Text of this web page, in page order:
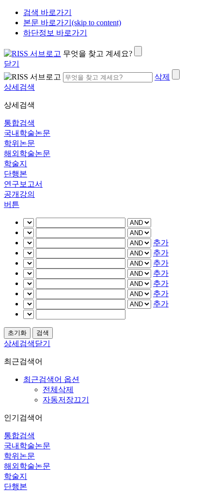
검색 바로가기
본문 바로가기(skip to content)
하단정보 바로가기
무엇을 찾고 계세요?
닫기
삭제
상세검색
상세검색
통합검색
국내학술논문
학위논문
해외학술논문
학술지
단행본
연구보고서
공개강의
버튼
추가
추가
추가
추가
추가
추가
추가
상세검색닫기
최근검색어
최근검색어 옵션
전체삭제
자동저장끄기
인기검색어
통합검색
국내학술논문
학위논문
해외학술논문
학술지
단행본